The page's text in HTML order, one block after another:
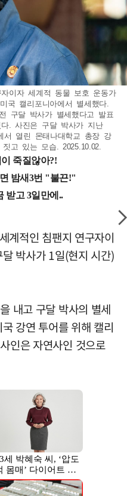
이자 세계적 동물 보호 운동가
국 캘리포니아에서 별세했다.
구달 박사가 별세했다고 발표
. 사진은 구달 박사가 지난
서 열린 몬태나대학교 총장 강
고 있는 모습. 2025.10.02.
계적인 침팬지 연구자이
박사가 1일(현지 시간)
내고 구달 박사의 별세
강연 투어를 위해 캘리
인은 자연사인 것으로